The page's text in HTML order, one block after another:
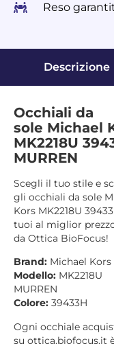
Reso
Descrizione
Occhiali da
sole Michael
MK2218U
MURREN
Scegli il tuo stile e
gli occhiali da sole
Kors MK2218U
tuoi al miglior
da Ottica BioFocus!
Brand: Michael Kors
Modello: MK2218U
MURREN
Colore: 39433H
Ogni occhiale
su ottica.biofocus.it